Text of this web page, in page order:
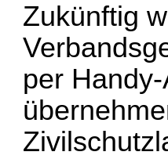
Zukünftig
per